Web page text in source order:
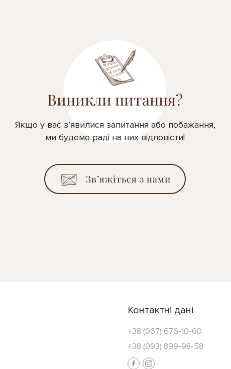
Виникли питання?
Якщо у вас з’явилися запитання або побажання,
ми будемо раді на них відповісти!
Зв’яжіться з нами
Контактні дані
+38 (067) 676-10-00
+38 (093) 899-98-58